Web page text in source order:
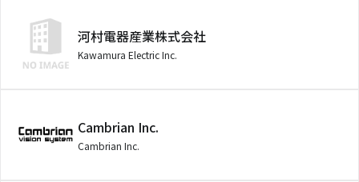
河村電器産業株式会社
Kawamura Electric Inc.
Cambrian Inc.
Cambrian Inc.